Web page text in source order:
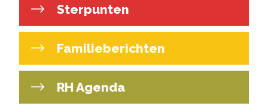
Sterpunten
Familieberichten
RH Agenda